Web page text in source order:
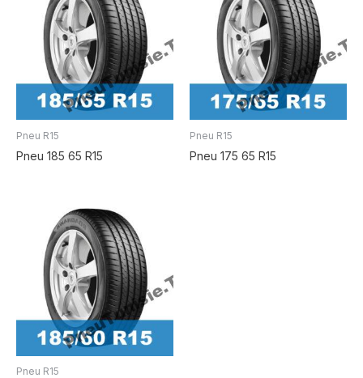
Pneu R15
Pneu 185 65 R15
Pneu R15
Pneu 175 65 R15
Pneu R15